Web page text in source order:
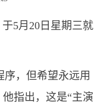
5月20日星期三就
序，但希望永远用
指出，这是“主演